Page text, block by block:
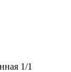
1/1